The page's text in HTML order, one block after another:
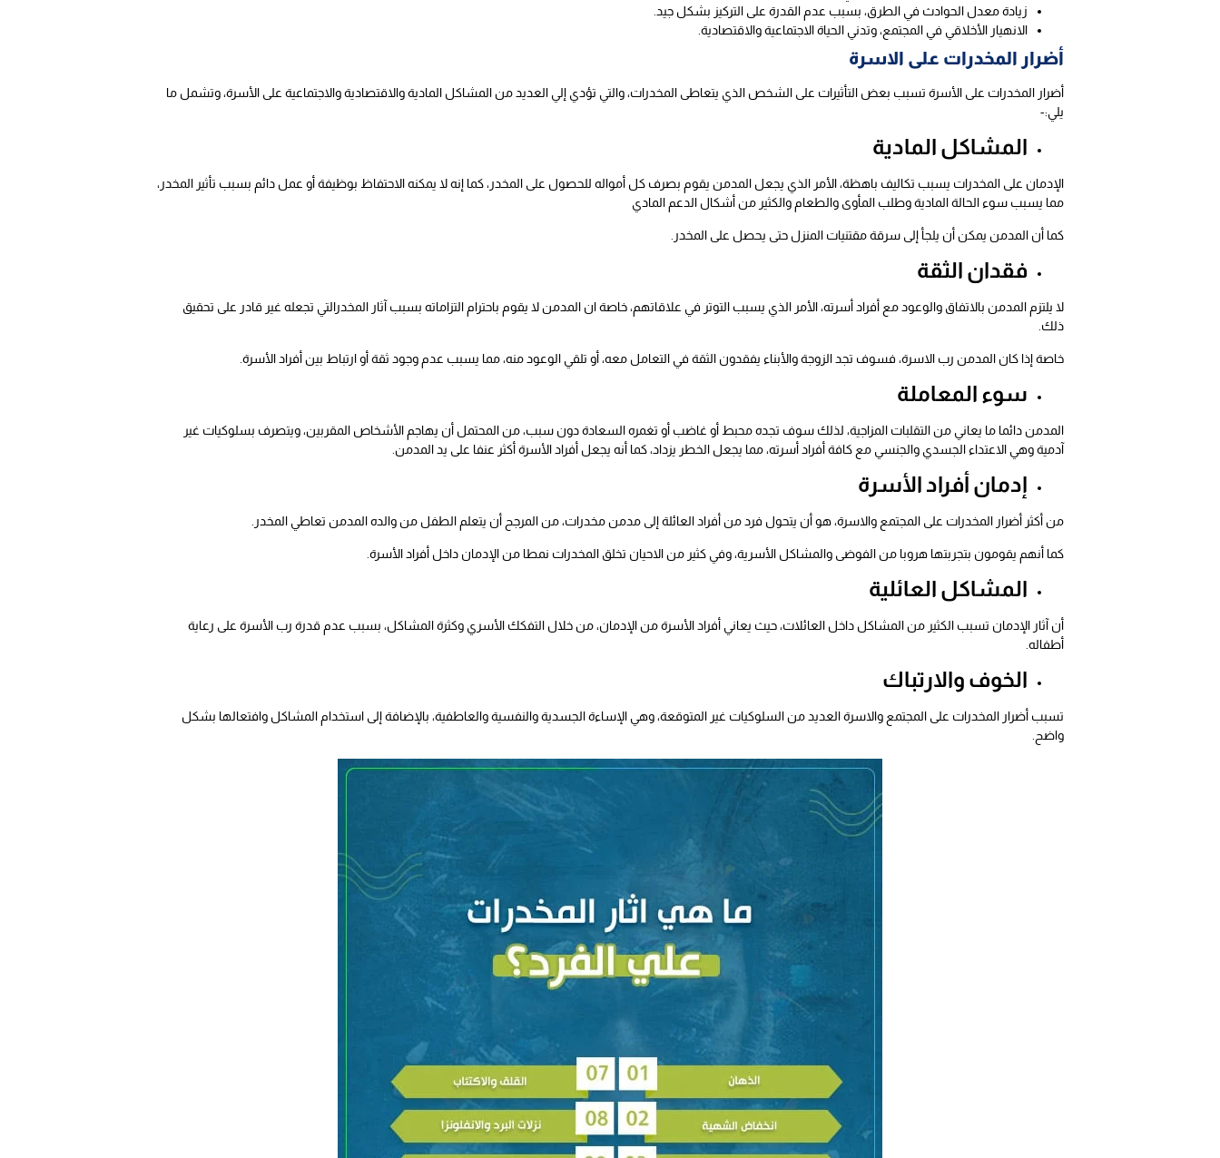
زيادة معدل الحوادث في الطرق، بسبب عدم القدرة على التركيز بشكل جيد.
الانهيار الأخلاقي في المجتمع، وتدني الحياة الاجتماعية والاقتصادية.
أضرار المخدرات على الاسرة
أضرار المخدرات على الأسرة تسبب بعض التأثيرات على الشخص الذي يتعاطى المخدرات، والتي تؤدي إلي العديد من المشاكل المادية والاقتصادية والاجتماعية على الأسرة، وتشمل ما
يلي:-
المشاكل المادية
الإدمان على المخدرات يسبب تكاليف باهظة، الأمر الذي يجعل المدمن يقوم بصرف كل أمواله للحصول على المخدر، كما إنه لا يمكنه الاحتفاظ بوظيفة أو عمل دائم بسبب تأثير المخدر،
مما يسبب سوء الحالة المادية وطلب المأوى والطعام والكثير من أشكال الدعم المادي
كما أن المدمن يمكن أن يلجأ إلى سرقة مقتنيات المنزل حتى يحصل على المخدر.
فقدان الثقة
لا يلتزم المدمن بالاتفاق والوعود مع أفراد أسرته، الأمر الذي يسبب التوتر في علاقاتهم، خاصة ان المدمن لا يقوم باحترام التزاماته بسبب آثار المخدرالتي تجعله غير قادر على تحقيق
ذلك.
خاصة إذا كان المدمن رب الاسرة، فسوف تجد الزوجة والأبناء يفقدون الثقة في التعامل معه، أو تلقي الوعود منه، مما يسبب عدم وجود ثقة أو ارتباط بين أفراد الأسرة.
سوء المعاملة
المدمن دائما ما يعاني من التقلبات المزاجية، لذلك سوف تجده محبط أو غاضب أو تغمره السعادة دون سبب، من المحتمل أن يهاجم الأشخاص المقربين، ويتصرف بسلوكيات غير
آدمية وهي الاعتداء الجسدي والجنسي مع كافة أفراد أسرته، مما يجعل الخطر يزداد، كما أنه يجعل أفراد الأسرة أكثر عنفا على يد المدمن.
إدمان أفراد الأسرة
من أكثر أضرار المخدرات على المجتمع والاسرة، هو أن يتحول فرد من أفراد العائلة إلى مدمن مخدرات، من المرجح أن يتعلم الطفل من والده المدمن تعاطي المخدر.
كما أنهم يقومون بتجربتها هروبا من الفوضى والمشاكل الأسرية، وفي كثير من الاحيان تخلق المخدرات نمطا من الإدمان داخل أفراد الأسرة.
المشاكل العائلية
أن آثار الإدمان تسبب الكثير من المشاكل داخل العائلات، حيث يعاني أفراد الأسرة من الإدمان، من خلال التفكك الأسري وكثرة المشاكل، بسبب عدم قدرة رب الأسرة على رعاية
أطفاله.
الخوف والارتباك
تسبب أضرار المخدرات على المجتمع والاسرة العديد من السلوكيات غير المتوقعة، وهي الإساءة الجسدية والنفسية والعاطفية، بالإضافة إلى استخدام المشاكل وافتعالها بشكل
واضح.